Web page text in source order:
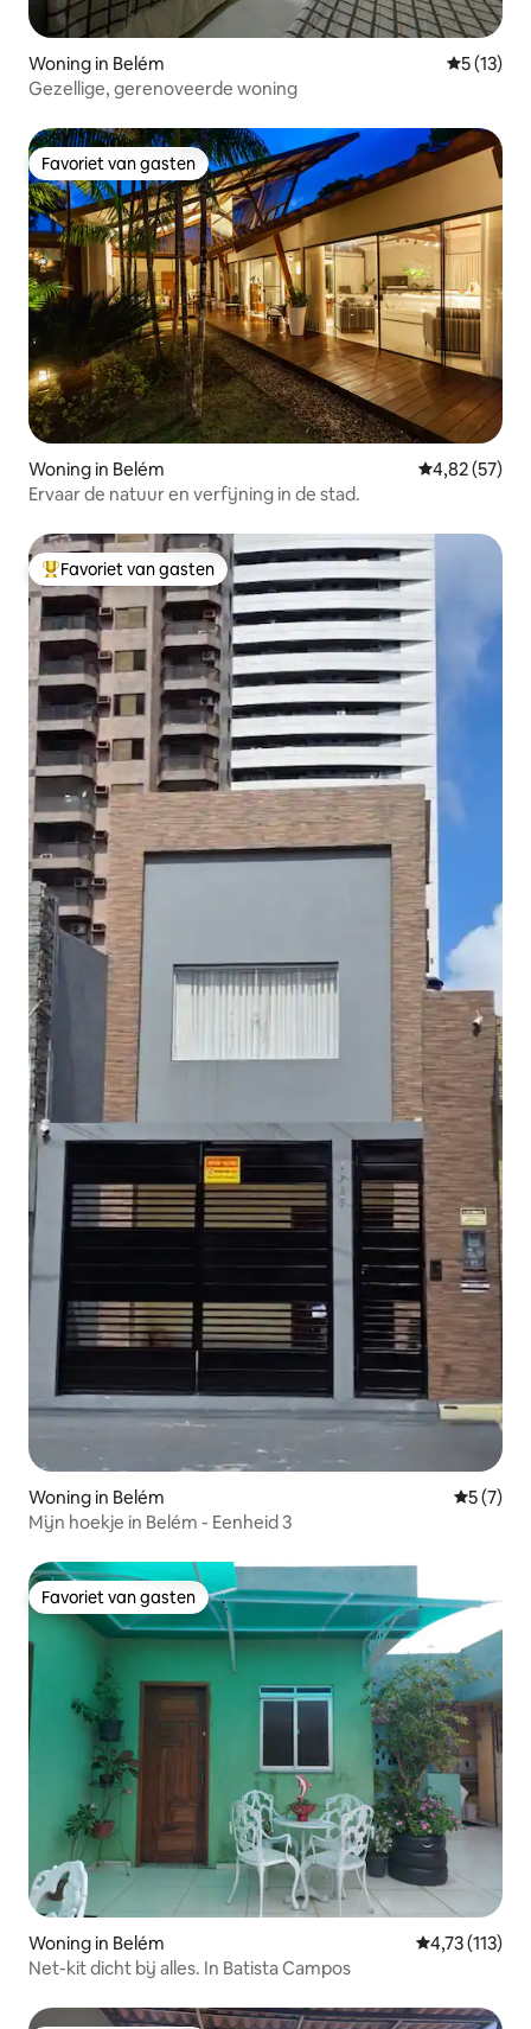
Woning in Belém
5 (13)
Gezellige, gerenoveerde woning
Favoriet van gasten
Favoriet van gasten
Woning in Belém Gemiddelde
4,82 (57)
Ervaar de natuur en verfijning in de stad.
Topfavoriet van gasten
Favoriet van gasten
Woning in Belém
5 (7)
Mijn hoekje in Belém - Eenheid 3
Favoriet van gasten
Favoriet van gasten
Woning in Belém Gemiddelde
4,73 (113)
Net-kit dicht bij alles. In Batista Campos